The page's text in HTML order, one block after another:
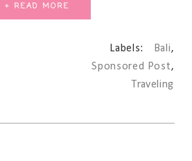
+ READ MORE
Labels: Bali,
Sponsored Post,
Traveling